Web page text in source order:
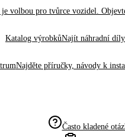
je volbou pro tvůrce vozidel.
Katalog výrobkůNajít náhradní
Najděte příručky, návody k
Často kladené